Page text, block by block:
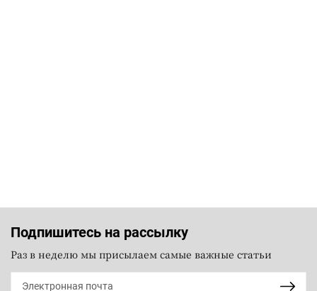
Подпишитесь на рассылку
Раз в неделю мы присылаем самые важные статьи